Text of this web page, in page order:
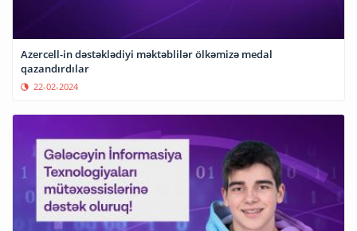
Azercell-in dəstəklədiyi məktəblilər ölkəmizə medal
qazandırdılar
22-02-2024